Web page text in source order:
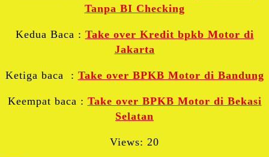
Tanpa BI Checking
Kedua Baca : Take over Kredit bpkb Motor di
Jakarta
Ketiga baca : Take over BPKB Motor di Bandung
Keempat baca : Take over BPKB Motor di Bekasi
Selatan
Views: 20